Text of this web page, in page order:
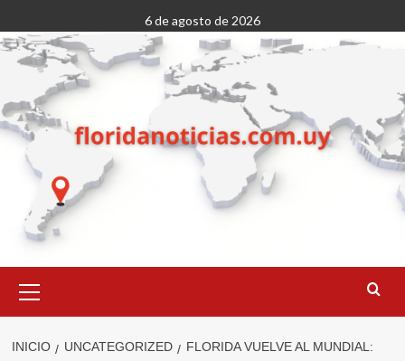
al
contenido
6 de agosto de 2026
primario
INICIO UNCATEGORIZED
FLORIDA VUELVE AL MUNDIAL: